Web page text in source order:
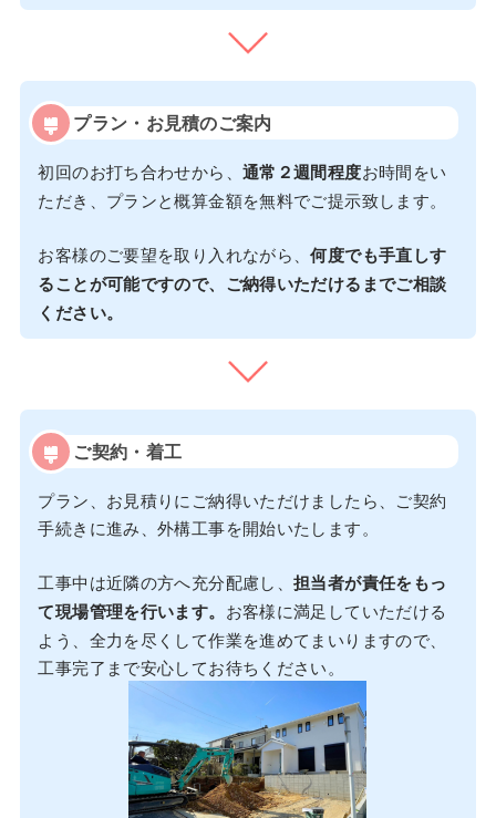
プラン・お見積のご案内
初回のお打ち合わせから、 通常２週間程度お時間をい
ただき、プランと概算金額を無料でご提示致します。
お客様のご要望を取り入れながら、何度でも手直しす
ることが可能ですので、ご納得いただけるまでご相談
ください。
ご契約・着工
プラン、お見積りにご納得いただけましたら、ご契約
手続きに進み、外構工事を開始いたします。
工事中は近隣の方へ充分配慮し、担当者が責任をもっ
て現場管理を行います。 お客様に満足していただける
よう、全力を尽くして作業を進めてまいりますので、
工事完了まで安心してお待ちください。